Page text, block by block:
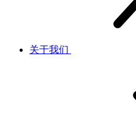
关于我们